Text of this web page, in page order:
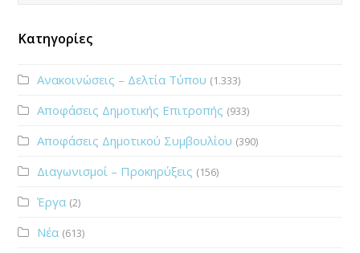
Κατηγορίες
Ανακοινώσεις – Δελτία Τύπου (1.333)
Αποφάσεις Δημοτικής Επιτροπής (933)
Αποφάσεις Δημοτικού Συμβουλίου (390)
Διαγωνισμοί – Προκηρύξεις (156)
Έργα (2)
Νέα (613)